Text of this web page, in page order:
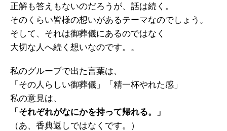
正解も答えもないのだろうが、話は続く。
そのくらい皆様の想いがあるテーマなのでしょう。
そして、それは御葬儀にあるのではなく
大切な人へ続く想いなのです。。
私のグループで出た言葉は、
「その人らしい御葬儀」「精一杯やれた感」
私の意見は、
「それぞれがなにかを持って帰れる。」
（あ、香典返しではなくです。）